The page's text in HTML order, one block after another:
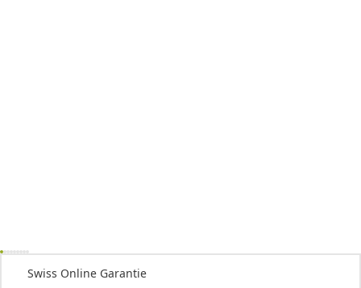
Swiss Online Garantie